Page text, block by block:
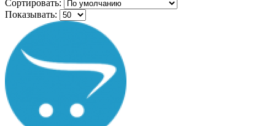
Сортировать:
Показывать: